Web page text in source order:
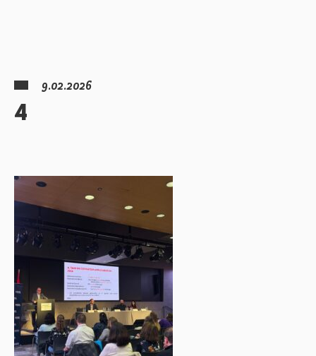
9.02.2026
4